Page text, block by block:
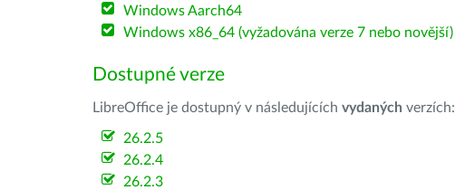
Windows Aarch64
Windows x86_64 (vyžadována verze 7 nebo novější)
Dostupné verze
LibreOffice je dostupný v následujících vydaných verzích:
26.2.5
26.2.4
26.2.3